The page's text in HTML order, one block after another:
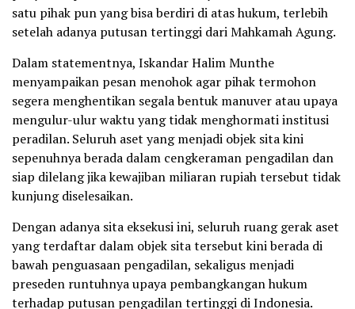
satu pihak pun yang bisa berdiri di atas hukum, terlebih
setelah adanya putusan tertinggi dari Mahkamah Agung.
Dalam statementnya, Iskandar Halim Munthe
menyampaikan pesan menohok agar pihak termohon
segera menghentikan segala bentuk manuver atau upaya
mengulur-ulur waktu yang tidak menghormati institusi
peradilan. Seluruh aset yang menjadi objek sita kini
sepenuhnya berada dalam cengkeraman pengadilan dan
siap dilelang jika kewajiban miliaran rupiah tersebut tidak
kunjung diselesaikan.
Dengan adanya sita eksekusi ini, seluruh ruang gerak aset
yang terdaftar dalam objek sita tersebut kini berada di
bawah penguasaan pengadilan, sekaligus menjadi
preseden runtuhnya upaya pembangkangan hukum
terhadap putusan pengadilan tertinggi di Indonesia.